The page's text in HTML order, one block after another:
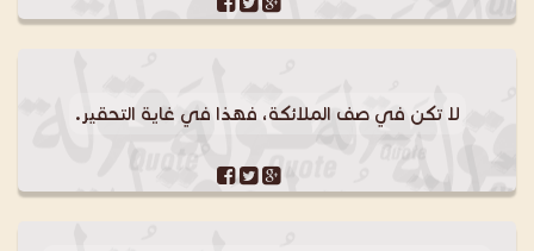
لا تكن في صف الملائكة، فهذا في غاية التحقير.